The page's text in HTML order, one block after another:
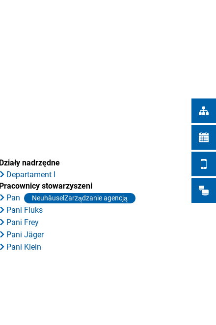
Działy nadrzędne
Departament I
Pracownicy stowarzyszeni
Pan
NeuhäuselZarządzanie agencją
Pani Fluks
Pani Frey
Pani Jäger
Pani Klein